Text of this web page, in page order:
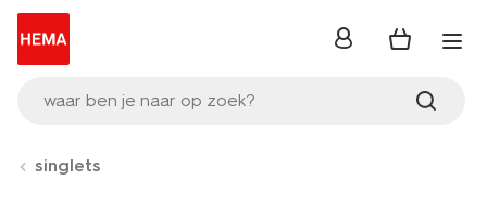
waar ben je naar op zoek?
inloggen
singlets